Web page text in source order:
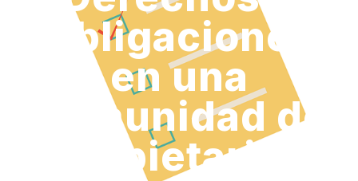
Obligaciones
en una
Comunidad de
Propietarios